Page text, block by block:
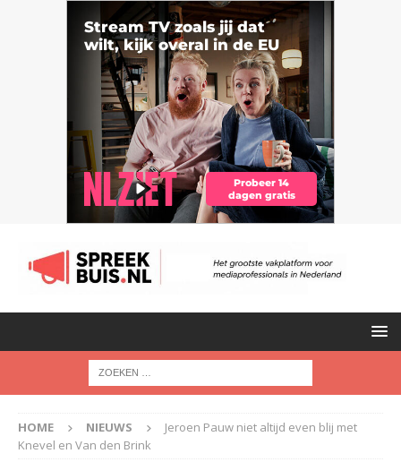
HOME NIEUWS
Jeroen Pauw niet altijd even blij met
Knevel en Van den Brink